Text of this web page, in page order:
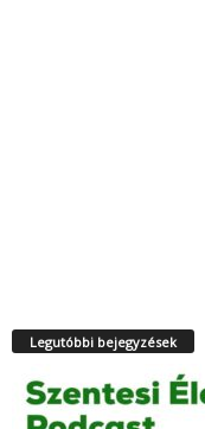
Legutóbbi bejegyzések